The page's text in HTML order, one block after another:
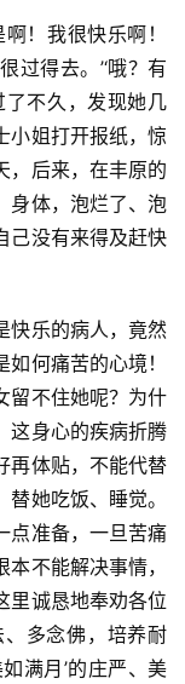
！我很快乐啊！
过得去。’‘哦？有
了不久，发现她几
小姐打开报纸，惊
，后来，在丰原的
身体，泡烂了、泡
己没有来得及赶快
快乐的病人，竟然
何痛苦的心境！
留不住她呢？为什
这身心的疾病折腾
再体贴，不能代替
她吃饭、睡觉。
点准备，一旦苦痛
不能解决事情，
里诚恳地奉劝各位
多念佛，培养耐
满月’的庄严、美